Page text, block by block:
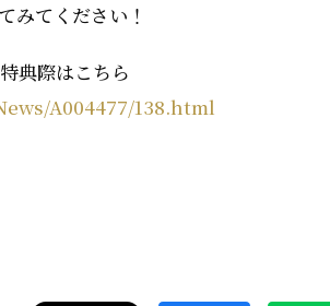
みてください！
典際はこちら
A004477/138.html